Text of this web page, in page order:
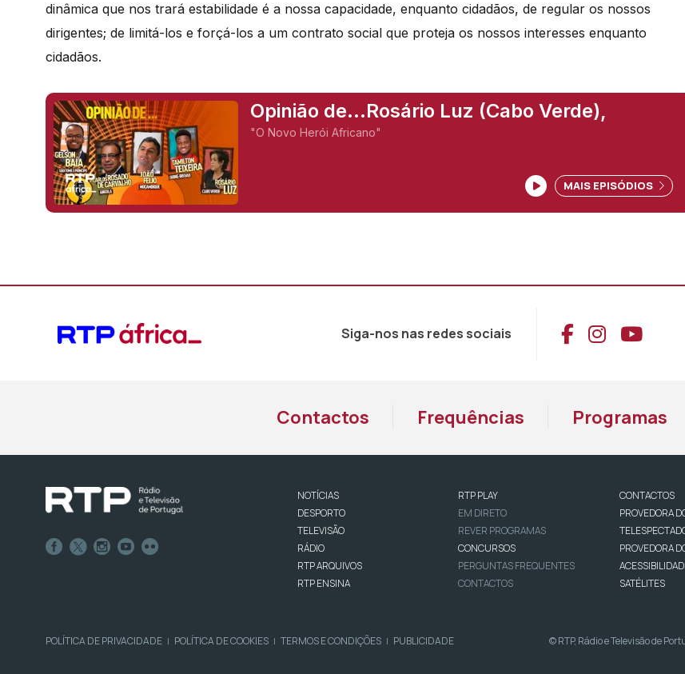
dinâmica que nos trará estabilidade é a nossa capacidade, enquanto cidadãos, de regular os nossos
dirigentes; de limitá-los e forçá-los a um contrato social que proteja os nossos interesses enquanto
cidadãos.
Opinião de...Rosário Luz (Cabo Verde),
"O Novo Herói Africano"
MAIS EPISÓDIOS
Siga-nos nas redes sociais Aceder ao
Aceder
Contactos Frequências Programas
NOTÍCIAS
DESPORTO
TELEVISÃO
RÁDIO
RTP ARQUIVOS
RTP ENSINA
RTP PLAY
EM DIRETO
REVER PROGRAMAS
CONCURSOS
PERGUNTAS FREQUENTES
CONTACTOS
CONTACTOS
PROVEDORA
PROVEDORA
SATÉLITES
POLÍTICA DE PRIVACIDADE | POLÍTICA DE COOKIES | TERMOS E CONDIÇÕES | PUBLICIDADE © RTP, Rádio e Televisão de